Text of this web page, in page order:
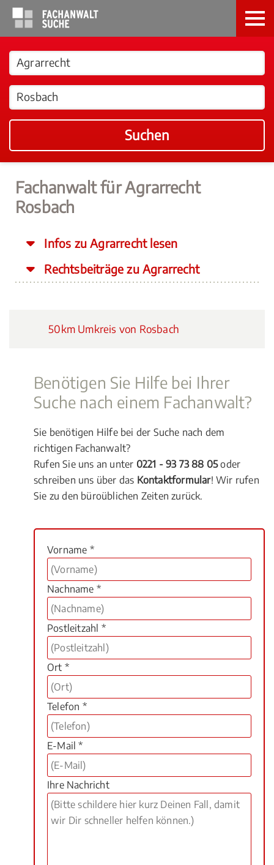
Suchen
Fachanwalt für Agrarrecht
Rosbach
Infos zu Agrarrecht lesen
Rechtsbeiträge zu Agrarrecht
50km Umkreis von Rosbach
Benötigen Sie Hilfe bei Ihrer
Suche nach einem Fachanwalt?
Sie benötigen Hilfe bei der Suche nach dem
richtigen Fachanwalt?
Rufen Sie uns an unter 0221 - 93 73 88 05oder
schreiben uns über das Kontaktformular! Wir rufen
Sie zu den büroüblichen Zeiten zurück.
Vorname *
Nachname *
Postleitzahl *
Ort *
Telefon *
E-Mail *
Ihre Nachricht